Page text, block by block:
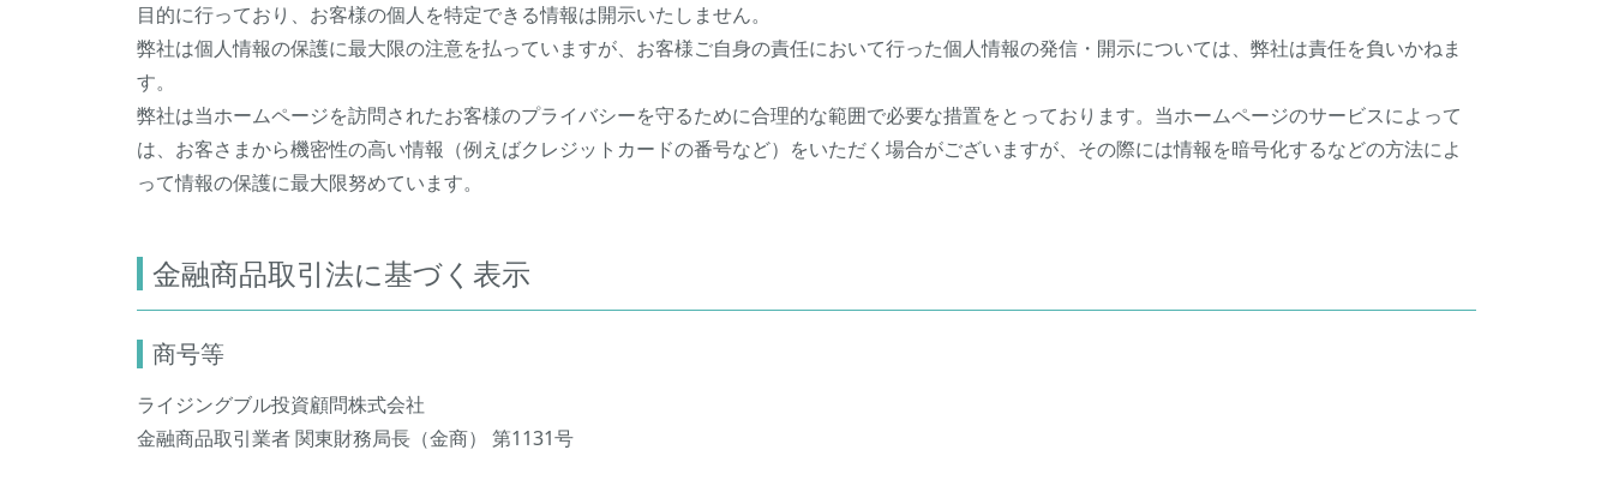
目的に行っており、お客様の個人を特定できる情報は開示いたしません。
弊社は個人情報の保護に最大限の注意を払っていますが、お客様ご自身の責任において行った個人情報の発信・開示については、弊社は責任を負いかねま
す。
弊社は当ホームページを訪問されたお客様のプライバシーを守るために合理的な範囲で必要な措置をとっております。当ホームページのサービスによって
は、お客さまから機密性の高い情報（例えばクレジットカードの番号など）をいただく場合がございますが、その際には情報を暗号化するなどの方法によ
って情報の保護に最大限努めています。
金融商品取引法に基づく表示
商号等
ライジングブル投資顧問株式会社
金融商品取引業者 関東財務局長（金商） 第1131号